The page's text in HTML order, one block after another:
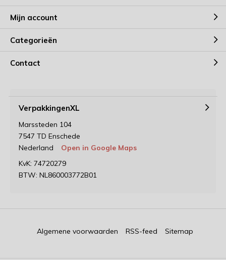
Mijn account
Categorieën
Contact
VerpakkingenXL
Marssteden 104
7547 TD Enschede
Nederland
Open in Google Maps
KvK: 74720279
BTW: NL860003772B01
Algemene voorwaarden RSS-feed Sitemap